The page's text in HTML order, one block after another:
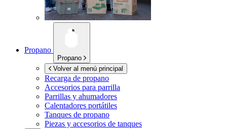
Propano
Propano
Volver al menú principal
Recarga de propano
Accesorios para parrilla
Parrillas y ahumadores
Calentadores portátiles
Tanques de propano
Piezas y accesorios de tanques